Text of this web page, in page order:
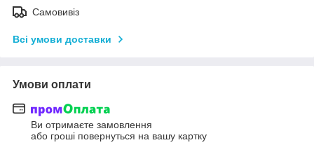
Самовивіз
Всі умови доставки
Умови оплати
Ви отримаєте замовлення
або гроші повернуться на вашу картку